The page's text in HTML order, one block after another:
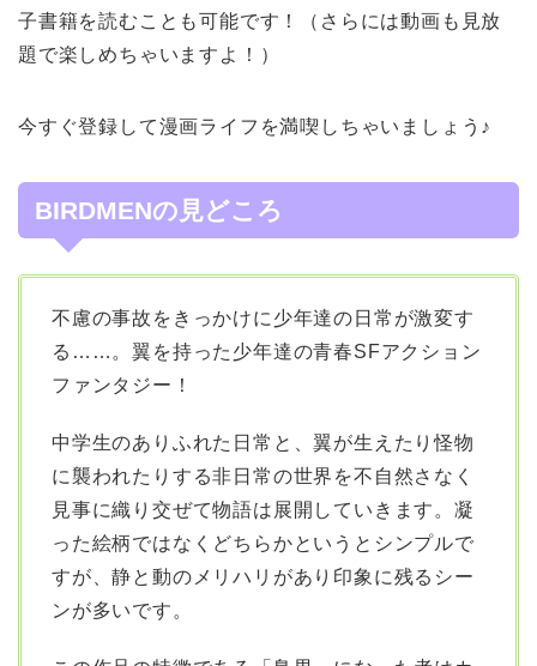
子書籍を読むことも可能です！（さらには動画も見放
題で楽しめちゃいますよ！）
今すぐ登録して漫画ライフを満喫しちゃいましょう♪
BIRDMENの見どころ
不慮の事故をきっかけに少年達の日常が激変す
る……。翼を持った少年達の青春SFアクション
ファンタジー！
中学生のありふれた日常と、翼が生えたり怪物
に襲われたりする非日常の世界を不自然さなく
見事に織り交ぜて物語は展開していきます。凝
った絵柄ではなくどちらかというとシンプルで
すが、静と動のメリハリがあり印象に残るシー
ンが多いです。